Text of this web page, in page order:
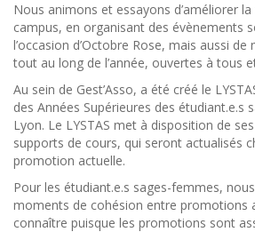
Nous animons et essayons d’améliorer
campus, en organisant des évènements
l’occasion d’Octobre Rose, mais aussi
tout au long de l’année, ouvertes à tous
Au sein de Gest’Asso, a été créé le
des Années Supérieures des étudiant.e.s
Lyon. Le LYSTAS met à disposition de
supports de cours, qui seront actualisés
promotion actuelle.
Pour les étudiant.e.s sages-femmes,
moments de cohésion entre promotions
connaître puisque les promotions sont